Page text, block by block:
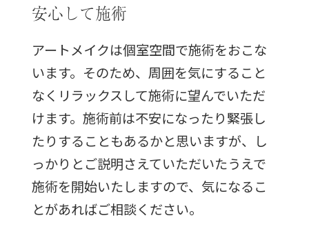
安心して施術
アートメイクは個室空間で施術をおこな
います。そのため、周囲を気にすること
なくリラックスして施術に望んでいただ
けます。施術前は不安になったり緊張し
たりすることもあるかと思いますが、し
っかりとご説明さえていただいたうえで
施術を開始いたしますので、気になるこ
とがあればご相談ください。